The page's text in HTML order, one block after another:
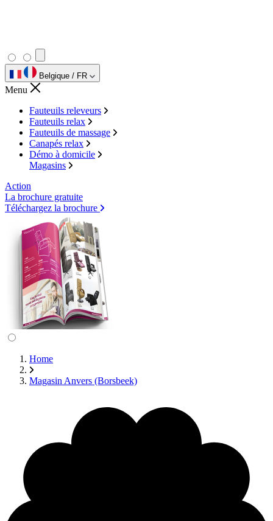
Belgique / FR
Menu
Fauteuils releveurs
Fauteuils relax
Fauteuils de massage
Canapés relax
Démo à domicile
Magasins
Action
La brochure gratuite
Téléchargez la brochure
Home
Magasin Anvers (Borsbeek)